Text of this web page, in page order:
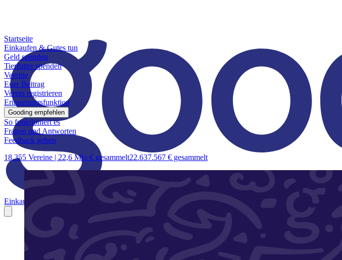
Einkaufen & Gutes tun Geld spendenTierfutter spenden VereineEuer Beitrag
Startseite
Einkaufen & Gutes tun
Geld spenden
Tierfutter spenden
Vereine
Euer Beitrag
Verein registrieren
Erinnerungsfunktion
Gooding empfehlen
So funktioniert es
Fragen und Antworten
Feedback geben
18.355 Vereine | 22,6 Mio € gesammelt22.637.567 € gesammelt